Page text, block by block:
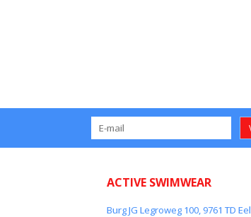
ACTIVE SWIMWEAR
Burg JG Legroweg 100, 9761 TD